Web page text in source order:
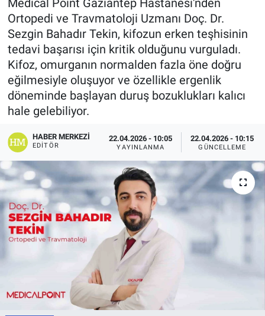
Medical Point Gaziantep Hastanesi'nden
Ortopedi ve Travmatoloji Uzmanı Doç. Dr.
Sezgin Bahadır Tekin, kifozun erken teşhisinin
tedavi başarısı için kritik olduğunu vurguladı.
Kifoz, omurganın normalden fazla öne doğru
eğilmesiyle oluşuyor ve özellikle ergenlik
döneminde başlayan duruş bozuklukları kalıcı
hale gelebiliyor.
HABER MERKEZI
EDITÖR
22.04.2026 - 10:05
YAYINLANMA
22.04.2026 - 10:15
GÜNCELLEME